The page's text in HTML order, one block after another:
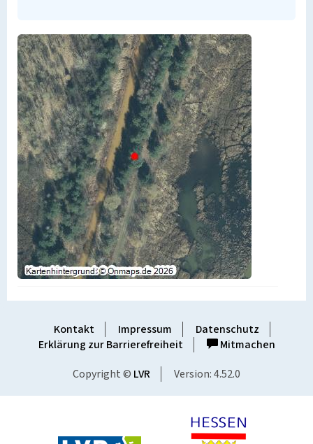
Kontakt Impressum
Datenschutz
Erklärung zur Barrierefreiheit
Mitmachen
Copyright © LVR Version: 4.52.0